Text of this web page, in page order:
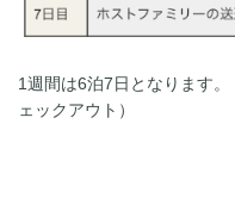
1週間は6泊7日となります
ェックアウト）